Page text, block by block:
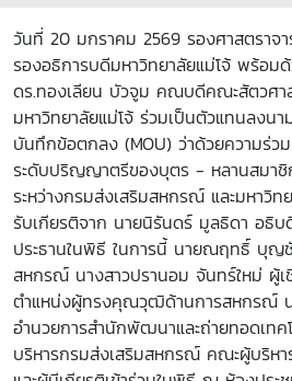
วันที่ 20 มกราคม 2569 รองศาสตราจ
รองอธิการบดีมหาวิทยาลัยแม่โจ้ พร้อม
ดร.ทองเลียน บัวจูม คณบดีคณะสัตวศาส
มหาวิทยาลัยแม่โจ้ ร่วมเป็นตัวแทนลงน
บันทึกข้อตกลง (MOU) ว่าด้วยความร่ว
ระดับปริญญาตรีของบุตร - หลานสมา
ระหว่างกรมส่งเสริมสหกรณ์ และมหาวิ
รับเกียรติจาก นายนิรันดร์ มูลธิดา อธิ
ประธานในพิธี ในการนี้ นายณฤทธิ์ บุญ
สหกรณ์ นางสาวปรานอม จันทร์ใหม่ ผู้เ
ตำแหน่งผู้ทรงคุณวุฒิด้านการสหกรณ์
อำนวยการสำนักพัฒนาและถ่ายทอดเท
บริหารกรมส่งเสริมสหกรณ์ คณะผู้บริห